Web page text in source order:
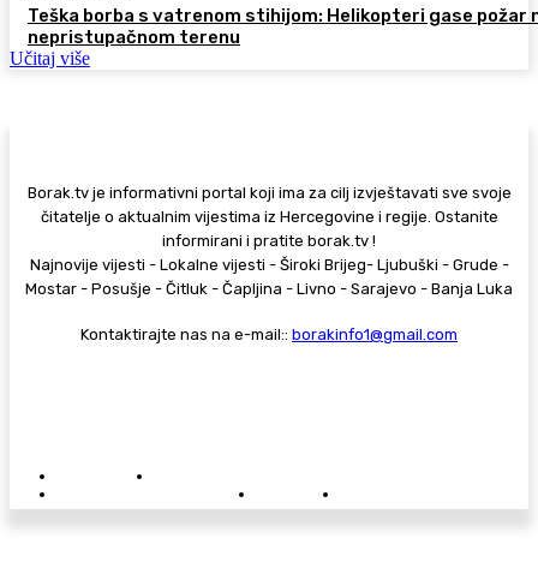
Teška borba s vatrenom stihijom: Helikopteri gase požar
nepristupačnom terenu
Učitaj više
Borak.tv je informativni portal koji ima za cilj izvještavati sve svoje
čitatelje o aktualnim vijestima iz Hercegovine i regije. Ostanite
informirani i pratite borak.tv !
Najnovije vijesti - Lokalne vijesti - Široki Brijeg- Ljubuški - Grude -
Mostar - Posušje - Čitluk - Čapljina - Livno - Sarajevo - Banja Luka
Kontaktirajte nas na e-mail:: borakinfo1@gmail.com